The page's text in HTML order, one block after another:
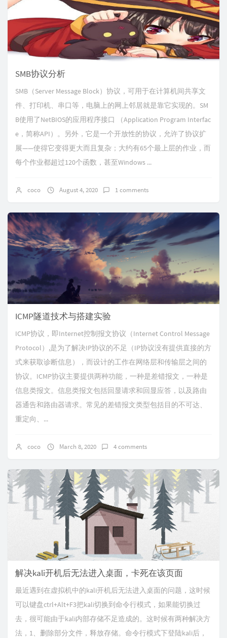
SMB协议分析
SMB（Server Message Block）协议，可用于在计算机间共享文
件、打印机、串口等，电脑上的网上邻居就是靠它实现的。SM
B使用了NetBIOS的应用程序接口 （Application Program Interfac
e，简称API）。另外，它是一个开放性的协议，允许了协议扩
展——使得它变得更大而且复杂；大约有65个最上层的作业，而
每个作业都超过120个函数，甚至Windows ...
coco August 4, 2020 1 comments
ICMP隧道技术与搭建实验
ICMP协议，即Internet控制报文协议（Internet Control Message
Protocol）,是为了解决IP协议的不足（IP协议没有提供直接的方
式来获取诊断信息），而设计的工作在网络层和传输层之间的
协议。ICMP协议主要提供两种功能，一种是差错报文，一种是
信息类报文。信息类报文包括回显请求和回显应答，以及路由
器通告和路由器请求。常见的差错报文类型包括目的不可达、
重定向、...
coco March 8, 2020 4 comments
解决kali开机后无法进入桌面，卡死在该页面
最近遇到在虚拟机中的kali开机后无法进入桌面的问题，这时候
可以键盘ctrl+Alt+F3把kali切换到命令行模式，如果能切换过
去，很可能由于kali内部存储不足造成的。这时候有两种解决方
法，1、删除部分文件，释放存储。命令行模式下登陆kali后，